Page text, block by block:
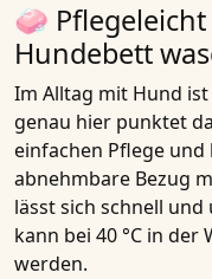
🧼
Hundebett
Im Alltag mit Hund
genau hier punktet
einfachen Pflege
abnehmbare Bezug
lässt sich schnell
kann bei 40 °C in der
werden.